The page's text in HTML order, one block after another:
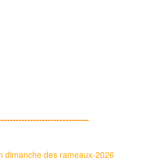
dimanche des rameaux-2026